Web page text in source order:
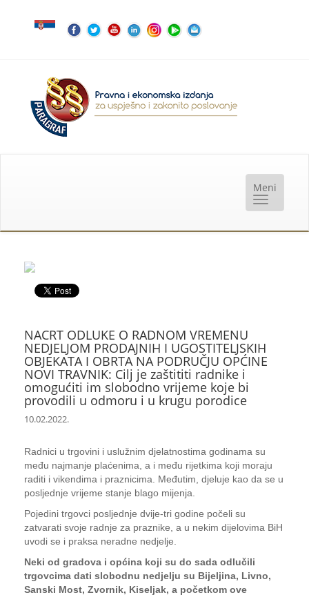
NACRT ODLUKE O RADNOM VREMENU
NEDJELJOM PRODAJNIH I UGOSTITELJSKIH
OBJEKATA I OBRTA NA PODRUČJU OPĆINE
NOVI TRAVNIK: Cilj je zaštititi radnike i
omogućiti im slobodno vrijeme koje bi
provodili u odmoru i u krugu porodice
10.02.2022.
Radnici u trgovini i uslužnim djelatnostima godinama su
među najmanje plaćenima, a i među rijetkima koji moraju
raditi i vikendima i praznicima. Međutim, djeluje kao da se u
posljednje vrijeme stanje blago mijenja.
Pojedini trgovci posljednje dvije-tri godine počeli su
zatvarati svoje radnje za praznike, a u nekim dijelovima BiH
uvodi se i praksa neradne nedjelje.
Neki od gradova i općina koji su do sada odlučili
trgovcima dati slobodnu nedjelju su Bijeljina, Livno,
Sanski Most, Zvornik, Kiseljak, a početkom ove